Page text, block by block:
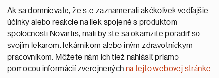
Ak sa domnievate, že ste zaznamenali akékoľvek vedľajšie
účinky alebo reakcie na liek spojené s produktom
spoločnosti Novartis, mali by ste sa okamžite poradiť so
svojím lekárom, lekárnikom alebo iným zdravotníckym
pracovníkom. Môžete nám ich tiež nahlásiť priamo
pomocou informácií zverejnených na tejto webovej stránke